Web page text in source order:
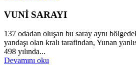
VUNİ SARAYI
137 odadan oluşan bu saray aynı
yandaşı olan kralı tarafindan, Yunan
498 yılında...
Devamını oku